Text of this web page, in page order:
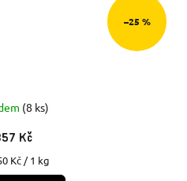
–25 %
(8 ks)
Kč
Kč / 1 kg